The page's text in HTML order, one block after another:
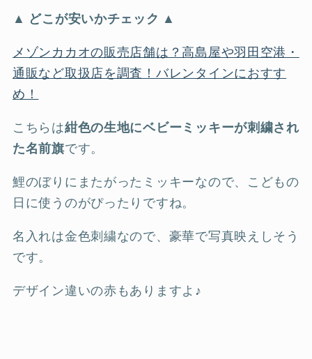
▲ どこが安いかチェック ▲
メゾンカカオの販売店舗は？高島屋や羽田空港・
通販など取扱店を調査！バレンタインにおすす
め！
こちらは紺色の生地にベビーミッキーが刺繍され
た名前旗です。
鯉のぼりにまたがったミッキーなので、こどもの
日に使うのがぴったりですね。
名入れは金色刺繍なので、豪華で写真映えしそう
です。
デザイン違いの赤もありますよ♪